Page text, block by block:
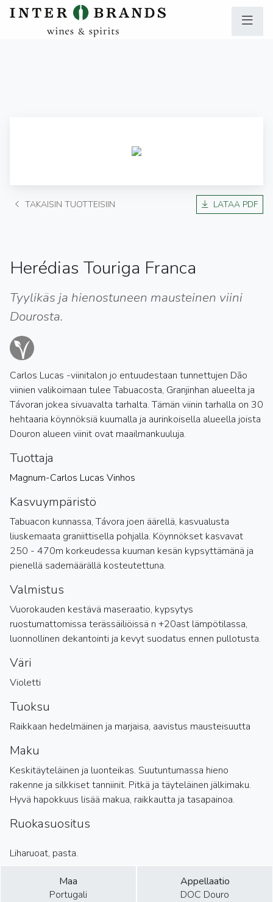
TAKAISIN TUOTTEISIIN LATAA PDF
Herédias Touriga Franca
Tyylikäs ja hienostuneen mausteinen viini
Dourosta.
Carlos Lucas -viinitalon jo entuudestaan tunnettujen Dão
viinien valikoimaan tulee Tabuacosta, Granjinhan alueelta ja
Távoran jokea sivuavalta tarhalta. Tämän viinin tarhalla on 30
hehtaaria köynnöksiä kuumalla ja aurinkoisella alueella joista
Douron alueen viinit ovat maailmankuuluja.
Tuottaja
Magnum-Carlos Lucas Vinhos
Kasvuympäristö
Tabuacon kunnassa, Távora joen äärellä, kasvualusta
liuskemaata graniittisella pohjalla. Köynnökset kasvavat
250 - 470m korkeudessa kuuman kesän kypsyttämänä ja
pienellä sademäärällä kosteutettuna.
Valmistus
Vuorokauden kestävä maseraatio, kypsytys
ruostumattomissa terässäiliöissä n +20ast lämpötilassa,
luonnollinen dekantointi ja kevyt suodatus ennen pullotusta.
Väri
Violetti
Tuoksu
Raikkaan hedelmäinen ja marjaisa, aavistus mausteisuutta
Maku
Keskitäyteläinen ja luonteikas. Suutuntumassa hieno
rakenne ja silkkiset tanniinit. Pitkä ja täyteläinen jälkimaku.
Hyvä hapokkuus lisää makua, raikkautta ja tasapainoa.
Ruokasuositus
Liharuoat, pasta.
Maa
Portugali
Appellaatio
DOC Douro